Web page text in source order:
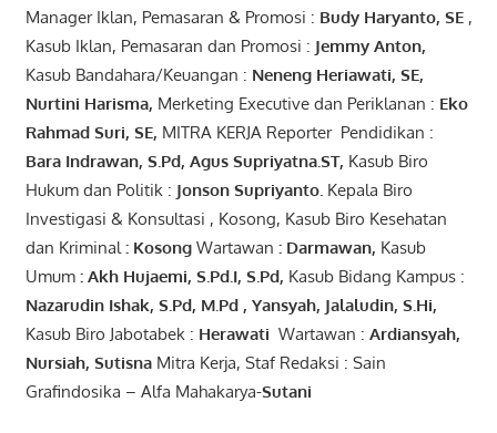
Manager Iklan, Pemasaran & Promosi : Budy Haryanto, SE,
Kasub Iklan, Pemasaran dan Promosi : Jemmy Anton,
Kasub Bandahara/Keuangan : Neneng Heriawati, SE,
Nurtini Harisma, Merketing Executive dan Periklanan : Eko
Rahmad Suri, SE, MITRA KERJA Reporter Pendidikan :
Bara Indrawan, S.Pd, Agus Supriyatna.ST, Kasub Biro
Hukum dan Politik : Jonson Supriyanto. Kepala Biro
Investigasi & Konsultasi , Kosong, Kasub Biro Kesehatan
dan Kriminal : KosongWartawan : Darmawan, Kasub
Umum : Akh Hujaemi, S.Pd.I, S.Pd, Kasub Bidang Kampus :
Nazarudin Ishak, S.Pd, M.Pd, Yansyah, Jalaludin, S.Hi,
Kasub Biro Jabotabek : Herawati Wartawan : Ardiansyah,
Nursiah, SutisnaMitra Kerja, Staf Redaksi : Sain
Grafindosika – Alfa Mahakarya-Sutani